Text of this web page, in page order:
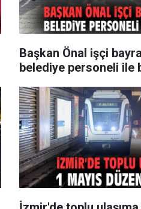
Başkan Önal işçi
belediye personeli ile